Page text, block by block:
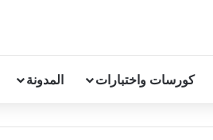
كورسات واختبارات المدونة